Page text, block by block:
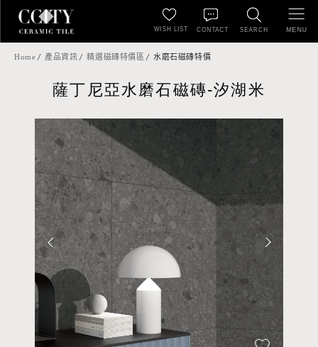
SEARCH
WISH LIST CONTACT MENU
Home 產品資訊 精選磁磚特價區 水磨石磁磚特價
薩丁尼亞水磨石磁磚-汐湖米